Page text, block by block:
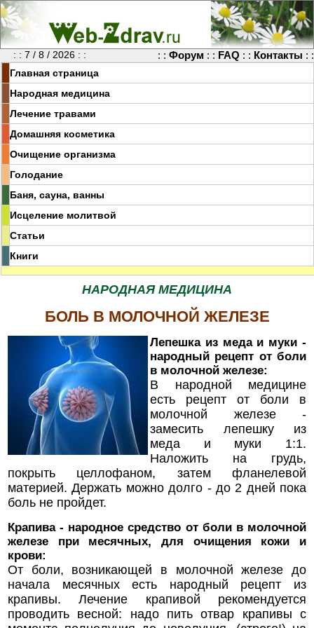
: : 7 / 8 / 2026 : : : : Форум : : FAQ : : Контакты : :
Главная страница
Народная медицина
Лечение травами
Домашняя косметика
Очищение организма
Голодание
Баня, сауна, ванны
Исцеление молитвой
Статьи
Книги
НАРОДНАЯ МЕДИЦИНА
БОЛЬ В МОЛОЧНОЙ ЖЕЛЕЗЕ
Лепешка из меда и муки -
народный рецепт от боли
в молочной железе:
В народной медицине
есть рецепт от боли в
молочной железе -
замесить лепешку из
меда и муки 1:1.
Наложить на грудь,
покрыть целлофаном, затем фланелевой
материей. Держать можно долго - до 2 дней пока
боль не пройдет.
Крапива - народное средство от боли в молочной
железе при месячных, для очищения кожи и
крови:
От боли, возникающей в молочной железе до
начала месячных есть народный рецепт из
крапивы. Лечение крапивой рекомендуется
проводить весной: надо пить отвар крапивы с